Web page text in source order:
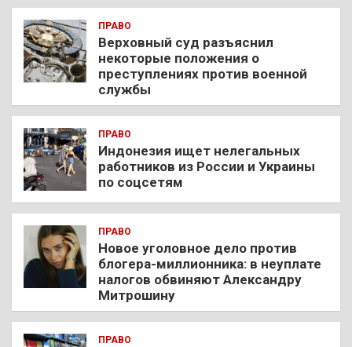
ПРАВО
Верховный суд разъяснил
некоторые положения о
преступлениях против военной
службы
ПРАВО
Индонезия ищет нелегальных
работников из России и Украины
по соцсетям
ПРАВО
Новое уголовное дело против
блогера-миллионника: в неуплате
налогов обвиняют Александру
Митрошину
ПРАВО